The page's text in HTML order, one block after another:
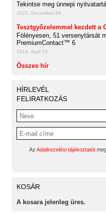
Tekintse meg ünnepi
2022. December 09.
Tesztgyőzelemmel kezdett a
Fölényesen, 51 versenytársát
PremiumContact™ 6
2018. April 19.
Összes hír
HÍRLEVÉL
FELIRATKOZÁS
Az Adatkezelési tájékoztatót
KOSÁR
A kosara jelenleg üres.